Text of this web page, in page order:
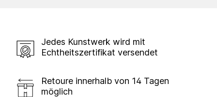
Jedes Kunstwerk wird mit
Echtheitszertifikat versendet
Retoure innerhalb von 14 Tagen
möglich